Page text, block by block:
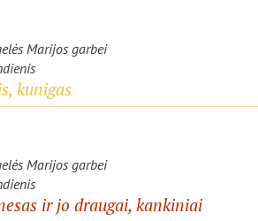
Marijos garbei
kunigas
Marijos garbei
ir jo draugai, kankiniai